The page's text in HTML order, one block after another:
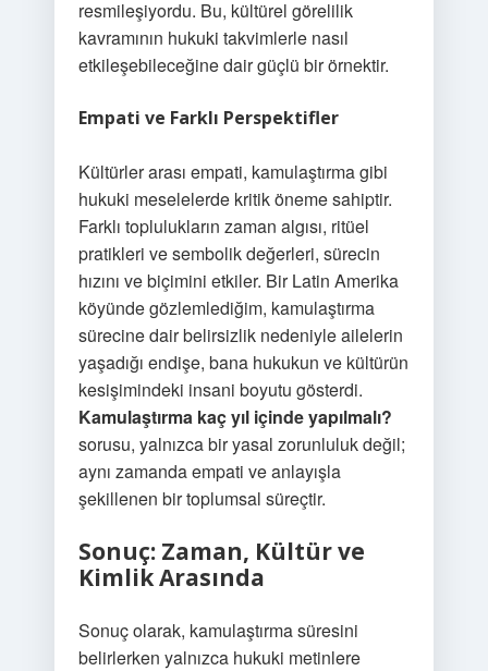
resmileşiyordu. Bu, kültürel görelilik
kavramının hukuki takvimlerle nasıl
etkileşebileceğine dair güçlü bir örnektir.
Empati ve Farklı Perspektifler
Kültürler arası empati, kamulaştırma gibi
hukuki meselelerde kritik öneme sahiptir.
Farklı toplulukların zaman algısı, ritüel
pratikleri ve sembolik değerleri, sürecin
hızını ve biçimini etkiler. Bir Latin Amerika
köyünde gözlemlediğim, kamulaştırma
sürecine dair belirsizlik nedeniyle ailelerin
yaşadığı endişe, bana hukukun ve kültürün
kesişimindeki insani boyutu gösterdi.
Kamulaştırma kaç yıl içinde yapılmalı?
sorusu, yalnızca bir yasal zorunluluk değil;
aynı zamanda empati ve anlayışla
şekillenen bir toplumsal süreçtir.
Sonuç: Zaman, Kültür ve
Kimlik Arasında
Sonuç olarak, kamulaştırma süresini
belirlerken yalnızca hukuki metinlere